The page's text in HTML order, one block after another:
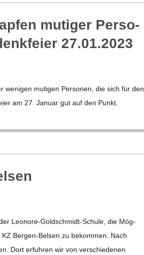
muti­ger Per­so­
27.01.2023
weni­gen muti­gen Per­so­nen, die sich für den
am 27. Januar gut auf den Punkt.
Leo­­nore-Gol­d­­schmidt-Schule, die Mög­
Ber­­gen-Bel­­sen zu bekom­men. Nach
Dort erfuh­ren wir von ver­schie­de­nen